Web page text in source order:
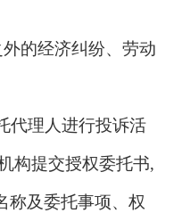
的经济纠纷、劳动
理人进行投诉活
构提交授权委托书,
称及委托事项、权